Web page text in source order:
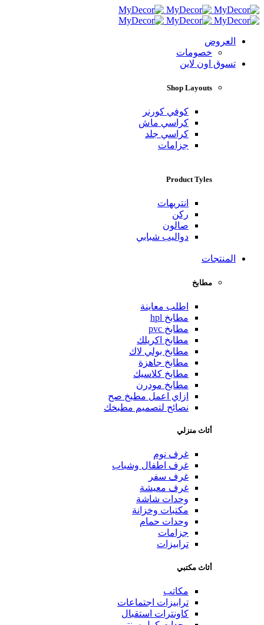
العروض
خصومات
تسوق اون لاين
Shop Layouts
كوفي كورنر
كراسي ماش
كراسي جلد
جزامات
Product Tyles
انتريهات
ركن
صالون
دواليب شبابي
المنتجات
مطابخ
اطلب معاينة
مطابخ hpl
مطابخ pvc
مطابخ اكريلك
مطابخ بولي لاك
مطابخ جاهزة
مطابخ كلاسيك
مطابخ مودرن
ازاي اعمل مطبخ صح
نصائح لتصميم مطبخك
أثاث منزلي
غرف نوم
غرف اطفال وشباب
غرف سفر
غرف معيشة
وحدات شاشة
مكتبات وخزانة
وحدات حمام
جزامات
ترابيزات
أثاث مكتبي
مكاتب
ترابيزات اجتماعات
كاونترات استقبال